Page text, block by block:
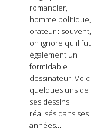
romancier,
homme politique,
orateur : souvent,
on ignore qu'il fut
également un
formidable
dessinateur. Voici
quelques uns de
ses dessins
réalisés dans ses
années...